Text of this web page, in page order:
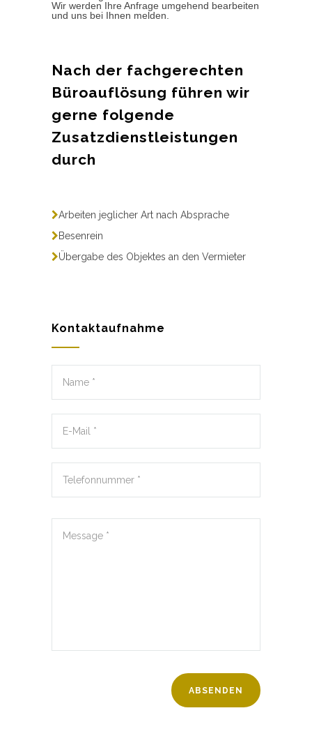
Wir werden Ihre Anfrage umgehend bearbeiten
und uns bei Ihnen melden.
Nach der fachgerechten
Büroauflösung führen wir
gerne folgende
Zusatzdienstleistungen
durch
Arbeiten jeglicher Art nach Absprache
Besenrein
Übergabe des Objektes an den Vermieter
Kontaktaufnahme